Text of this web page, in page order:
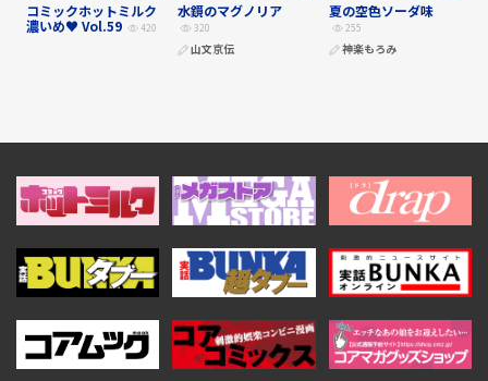
コミックホットミルク
濃いめ♥ Vol.59
420
水鏡のマグノリア
320
山文京伝
夏の空色ソーダ味
255
神楽もろみ